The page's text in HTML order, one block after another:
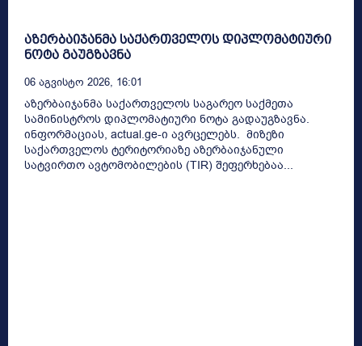
აზერბაიჯანმა საქართველოს დიპლომატიური
ნოტა გაუგზავნა
06 Აგვისტო 2026, 16:01
აზერბაიჯანმა საქართველოს საგარეო საქმეთა
სამინისტროს დიპლომატიური ნოტა გადაუგზავნა.
ინფორმაციას, actual.ge-ი ავრცელებს. მიზეზი
საქართველოს ტერიტორიაზე აზერბაიჯანული
სატვირთო ავტომობილების (TIR) შეფერხებაა...